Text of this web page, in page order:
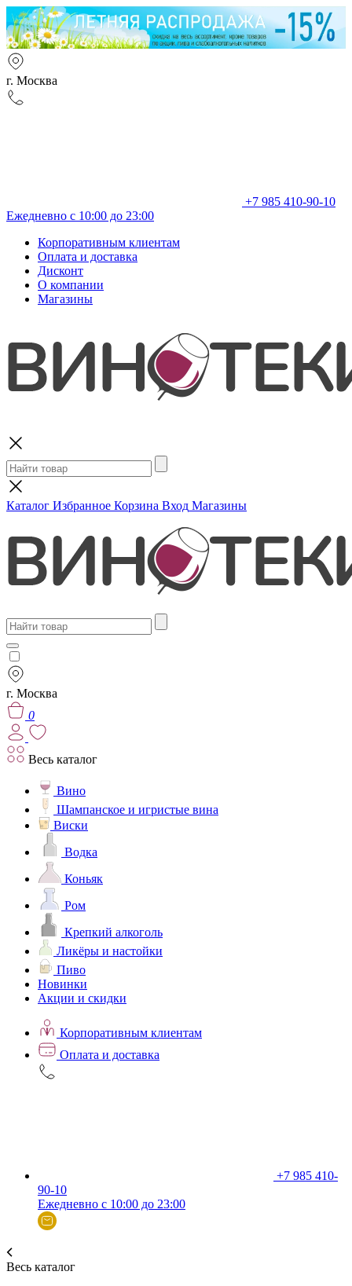
г. Москва
+7 985 410-90-10
Ежедневно с 10:00 до 23:00
Корпоративным клиентам
Оплата и доставка
Дисконт
О компании
Магазины
Каталог Избранное Корзина Вход Магазины
г. Москва
0
Весь каталог
Вино
Шампанское и игристые вина
Виски
Водка
Коньяк
Ром
Крепкий алкоголь
Ликёры и настойки
Пиво
Новинки
Акции и скидки
Корпоративным клиентам
Оплата и доставка
+7 985 410-
90-10
Ежедневно с 10:00 до 23:00
Весь каталог